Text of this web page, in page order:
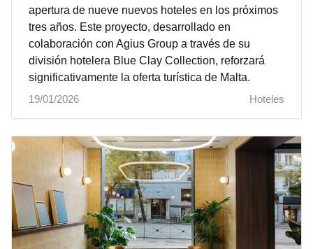
apertura de nueve nuevos hoteles en los próximos
tres años. Este proyecto, desarrollado en
colaboración con Agius Group a través de su
división hotelera Blue Clay Collection, reforzará
significativamente la oferta turística de Malta.
19/01/2026
Hoteles